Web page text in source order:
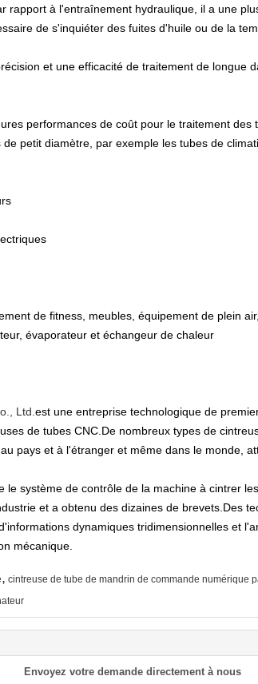
rapport à l'entraînement hydraulique, il a une
de s'inquiéter des fuites d'huile ou de la
et une efficacité de traitement de longue
performances de coût pour le traitement des
petit diamètre, par exemple les tubes de
de fitness, meubles, équipement de plein
évaporateur et échangeur de chaleur
Ltd. est une entreprise technologique de
de tubes CNC.De nombreux types de
pays et à l'étranger et même dans le monde,
système de contrôle de la machine à cintrer
et a obtenu des dizaines de brevets.Des
dynamiques tridimensionnelles et
mécanique.
, cintreuse de tube de mandrin de commande numérique
Envoyez votre demande directement à nous